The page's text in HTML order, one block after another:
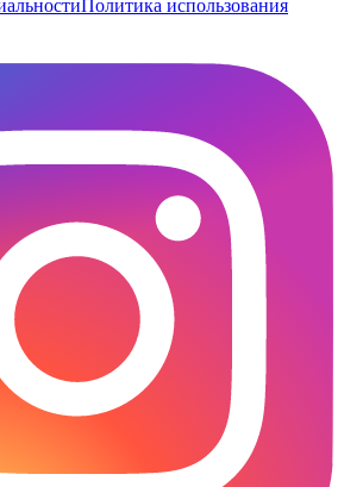
Политика использования